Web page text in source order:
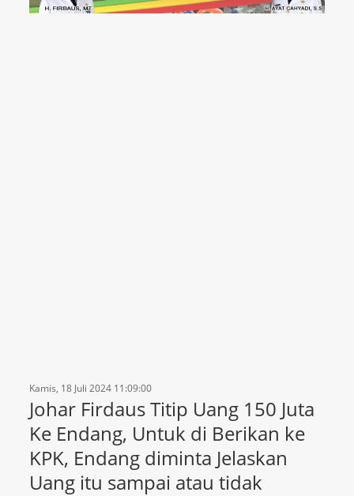
Kamis, 18 Juli 2024 11:09:00
Johar Firdaus Titip Uang 150 Juta
Ke Endang, Untuk di Berikan ke
KPK, Endang diminta Jelaskan
Uang itu sampai atau tidak